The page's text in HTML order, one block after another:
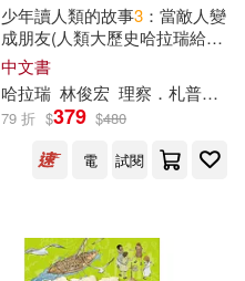
少年讀人類的故事3 ：當敵人變
成朋友(人類大歷史哈拉瑞給少
年的力作)
中文書
哈拉瑞 林俊宏 理察．札普拉那．路易茲（Ricard Zaplana Ruiz）
79 折 $379 $480
電
試閱